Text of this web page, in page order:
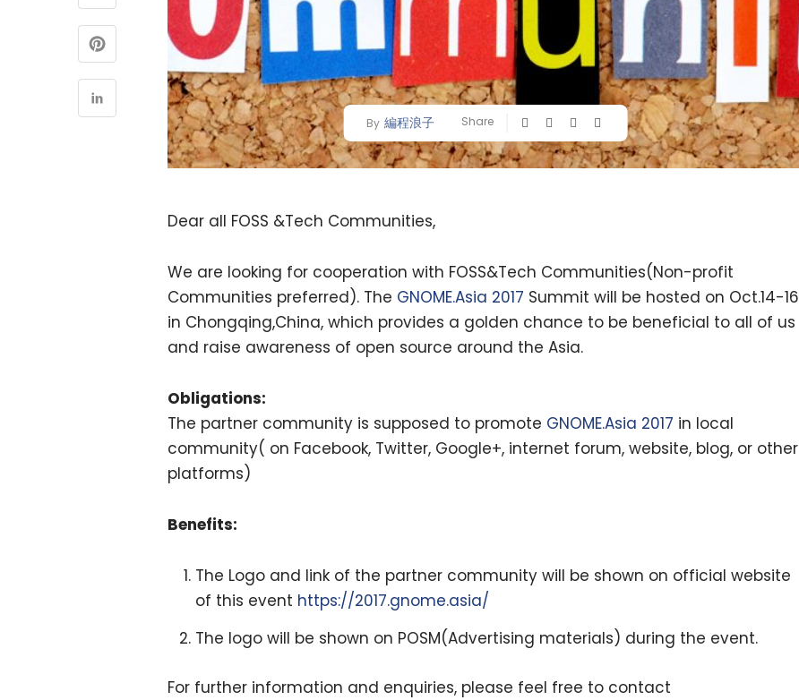
By 編程浪子 Share
Dear all FOSS &Tech Communities,
We are looking for cooperation with FOSS&Tech Communities(Non-profit
Communities preferred). The GNOME.Asia 2017 Summit will be hosted on Oct.14-16
in Chongqing,China, which provides a golden chance to be beneficial to all of us
and raise awareness of open source around the Asia.
Obligations:
The partner community is supposed to promote GNOME.Asia 2017 in local
community( on Facebook, Twitter, Google+, internet forum, website, blog, or other
platforms)
Benefits:
The Logo and link of the partner community will be shown on official website
of this event https://2017.gnome.asia/
The logo will be shown on POSM(Advertising materials) during the event.
For further information and enquiries, please feel free to contact